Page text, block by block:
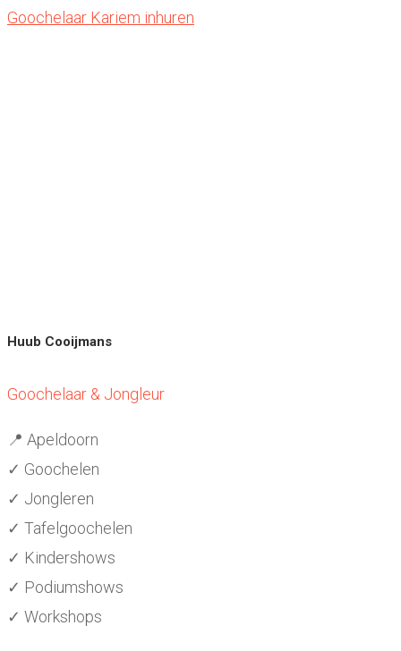
Goochelaar Kariem inhuren
Huub Cooijmans
Goochelaar & Jongleur
📍 Apeldoorn
✓ Goochelen
✓ Jongleren
✓ Tafelgoochelen
✓ Kindershows
✓ Podiumshows
✓ Workshops